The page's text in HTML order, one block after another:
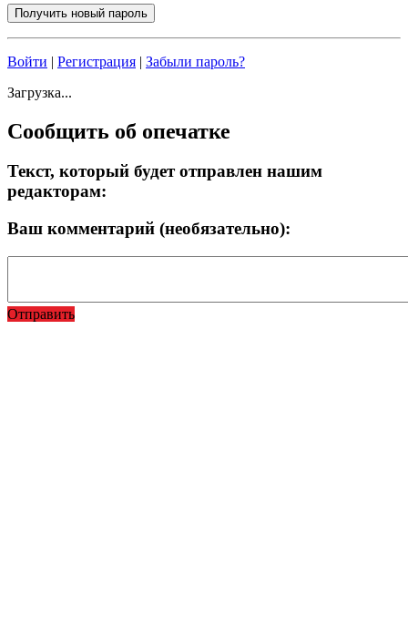
Войти | Регистрация | Забыли пароль?
Загрузка...
Сообщить об опечатке
Текст, который будет отправлен нашим
редакторам:
Ваш комментарий (необязательно):
Отправить